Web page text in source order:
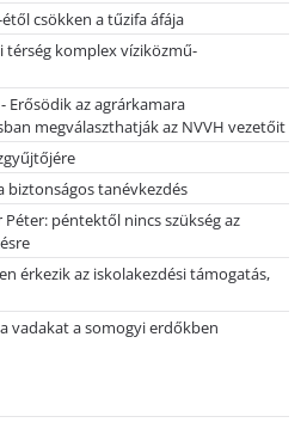
csökken a tűzifa áfája
térség komplex víziközmű-
az agrárkamara
megválaszthatják az NVVH vezetőit
biztonságos tanévkezdés
péntektől nincs szükség az
érkezik az iskolakezdési támogatás,
vadakat a somogyi erdőkben